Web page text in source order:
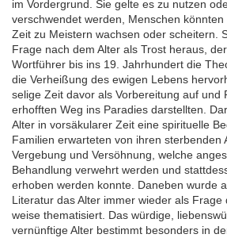
im Vorder­grund. Sie gelte es zu nutzen
verschwendet werden, Menschen
Zeit zu Meistern wachsen oder scheitern.
Frage nach dem Alter als Trost heraus,
Wortführer bis ins 19. Jahrhundert die
die Verheißung des ewigen Lebens
selige Zeit davor als Vorbe­reitung auf und
erhofften Weg ins Paradies darstellten.
Alter in vor­säkularer Zeit eine spirituelle
Familien erwarteten von ihren sterbenden
Vergebung und Versöhnung, welche
Behand­lung verwehrt werden und
erhoben werden konnte. Daneben wurde
Literatur das Alter immer wieder als
weise thematisiert. Das würdige,
vernünftige Alter bestimmt besonders in